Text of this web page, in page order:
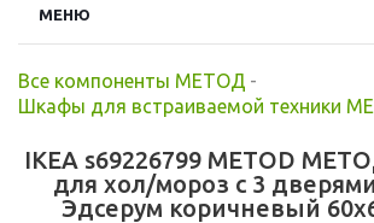
МЕНЮ
Все компоненты МЕТОД -
Шкафы для встраиваемой техники
IKEA s69226799 METOD
для хол/мороз с 3
Эдсерум коричневый